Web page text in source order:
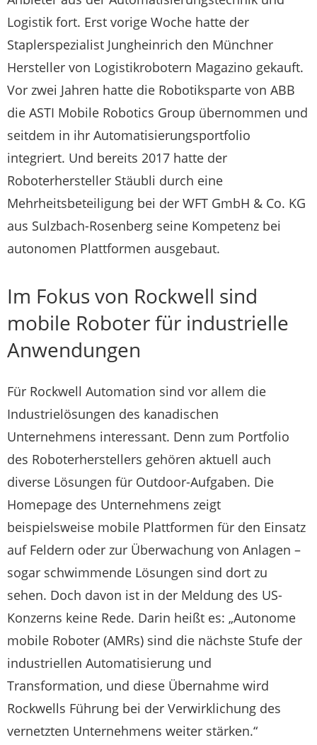
Logistik fort. Erst vorige Woche hatte der
Staplerspezialist Jungheinrich den Münchner
Hersteller von Logistik­robotern Magazino gekauft.
Vor zwei Jahren hatte die Robotiksparte von ABB
die ASTI Mobile Robotics Group übernommen und
seitdem in ihr Automatisierungsportfolio
integriert. Und bereits 2017 hatte der
Roboterhersteller Stäubli durch eine
Mehrheitsbeteiligung bei der WFT GmbH & Co. KG
aus Sulzbach-Rosenberg seine Kompetenz bei
autonomen Plattformen ausgebaut.
Im Fokus von Rockwell sind
mobile Roboter für industrielle
Anwendungen
Für Rockwell Automation sind vor allem die
Industrielösungen des kanadischen
Unternehmens interessant. Denn zum Portfolio
des Roboterherstellers gehören aktuell auch
diverse Lösungen für Outdoor-Aufgaben. Die
Homepage des Unternehmens zeigt
beispielsweise mobile Plattformen für den Einsatz
auf Feldern oder zur Überwachung von Anlagen –
sogar schwimmende Lösungen sind dort zu
sehen. Doch davon ist in der Meldung des US-
Konzerns keine Rede. Darin heißt es: „Autonome
mobile Roboter (AMRs) sind die nächste Stufe der
industriellen Automatisierung und
Transformation, und diese Übernahme wird
Rockwells Führung bei der Verwirklichung des
vernetzten Unternehmens weiter stärken.“